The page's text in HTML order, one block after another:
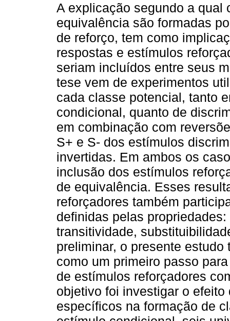
A explicação segundo a qual
equivalência são formadas
de reforço, tem como
respostas e estímulos
seriam incluídos entre seus
tese vem de experimentos
cada classe potencial, tanto
condicional, quanto de
em combinação com
S+ e S- dos estímulos
invertidas. Em ambos os
inclusão dos estímulos
de equivalência. Esses
reforçadores também
definidas pelas
transitividade,
preliminar, o presente
como um primeiro passo
de estímulos reforçadores
objetivo foi investigar o
específicos na formação de